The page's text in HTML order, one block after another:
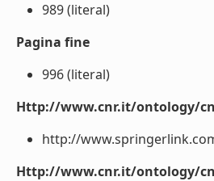
989 (literal)
Pagina fine
996 (literal)
Http://www.cnr.it/ontology/
http://
Http://www.cnr.it/ontology/